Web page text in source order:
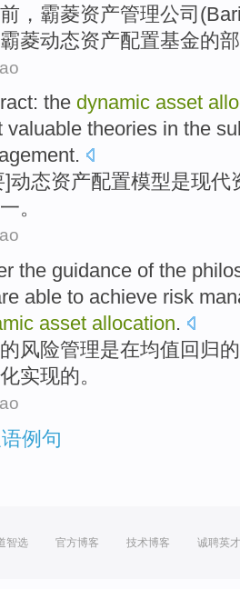
，霸菱资产管理公司(
菱动态资产配置基金的
: the dynamic asset
valuable theories in the
.
]动态资产配置模型是现代
。
the guidance ofthe
able to achieve risk
asset allocation.
的风险管理是在均值回归的
实现的。
例句
智选 官方博客 技术博客 诚聘英才